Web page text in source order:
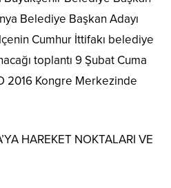
Belediye Başkan Adayı
Cumhur İttifakı belediye
toplantı 9 Şubat Cuma
2016 Kongre Merkezinde
HAREKET NOKTALARI VE